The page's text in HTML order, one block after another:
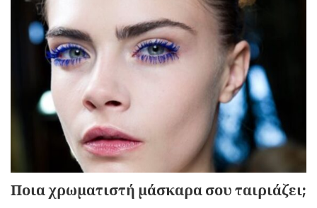
Ποια χρωματιστή μάσκαρα σου ταιριάζει;